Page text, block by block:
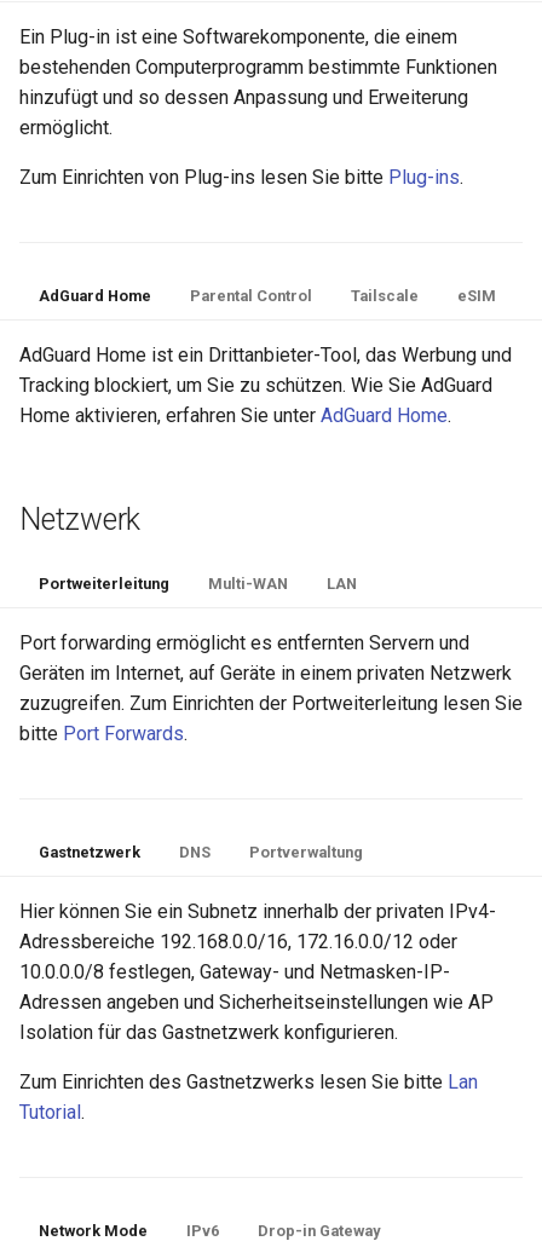
Ein Plug-in ist eine Softwarekomponente, die einem
bestehenden Computerprogramm bestimmte Funktionen
hinzufügt und so dessen Anpassung und Erweiterung
ermöglicht.
Zum Einrichten von Plug-ins lesen Sie bitte Plug-ins.
AdGuard Home Parental Control Tailscale eSIM
AdGuard Home ist ein Drittanbieter-Tool, das Werbung und
Tracking blockiert, um Sie zu schützen. Wie Sie AdGuard
Home aktivieren, erfahren Sie unter AdGuard Home.
Netzwerk
Portweiterleitung Multi-WAN LAN
Port forwarding ermöglicht es entfernten Servern und
Geräten im Internet, auf Geräte in einem privaten Netzwerk
zuzugreifen. Zum Einrichten der Portweiterleitung lesen Sie
bitte Port Forwards.
Gastnetzwerk DNS Portverwaltung
Hier können Sie ein Subnetz innerhalb der privaten IPv4-
Adressbereiche 192.168.0.0/16, 172.16.0.0/12 oder
10.0.0.0/8 festlegen, Gateway- und Netmasken-IP-
Adressen angeben und Sicherheitseinstellungen wie AP
Isolation für das Gastnetzwerk konfigurieren.
Zum Einrichten des Gastnetzwerks lesen Sie bitte Lan
Tutorial.
Network Mode IPv6 Drop-in Gateway